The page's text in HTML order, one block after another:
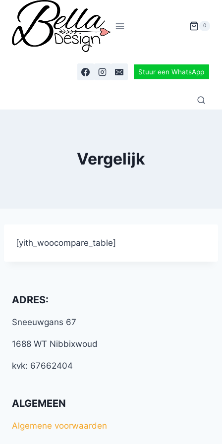
0
Stuur een WhatsApp
Vergelijk
[yith_woocompare_table]
ADRES:
Sneeuwgans 67
1688 WT Nibbixwoud
kvk: 67662404
ALGEMEEN
Algemene voorwaarden